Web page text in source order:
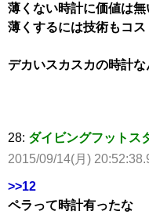
薄くない時計に価値は無
薄くするには技術もコス
デカいスカスカの時計
28: ダイビングフットス
2015/09/14(月)
>>12
ペラって時計有ったな